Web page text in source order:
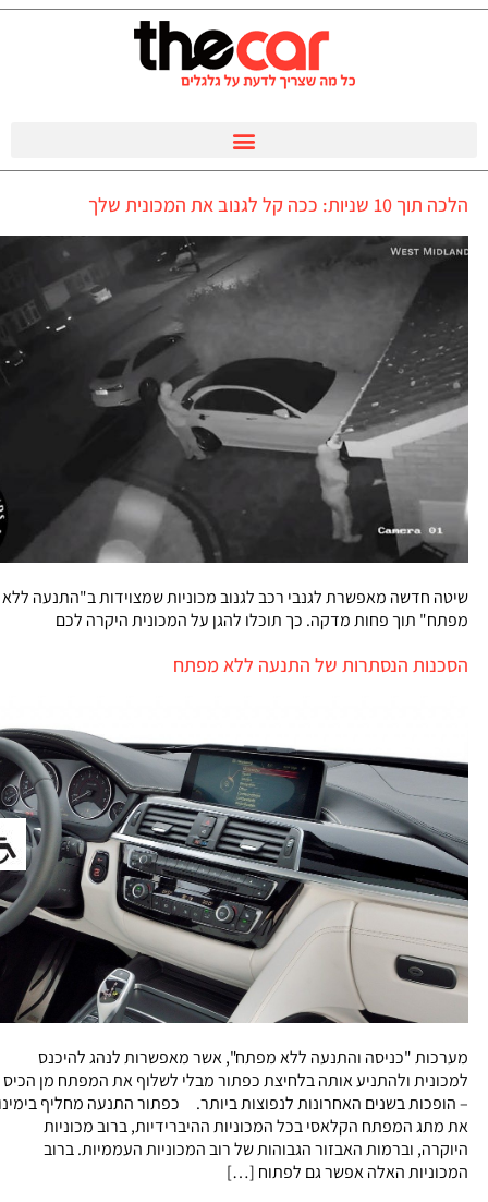
הלכה תוך 10 שניות: ככה קל לגנוב את המכונית שלך
שיטה חדשה מאפשרת לגנבי רכב לגנוב מכוניות שמצוידות ב"התנעה ללא
מפתח" תוך פחות מדקה. כך תוכלו להגן על המכונית היקרה לכם
הסכנות הנסתרות של התנעה ללא מפתח
מערכות "כניסה והתנעה ללא מפתח", אשר מאפשרות לנהג להיכנס
למכונית ולהתניע אותה בלחיצת כפתור מבלי לשלוף את המפתח מן הכיס
– הופכות בשנים האחרונות לנפוצות ביותר. כפתור התנעה מחליף בימינו
את מתג המפתח הקלאסי בכל המכוניות ההיברידיות, ברוב מכוניות
היוקרה, וברמות האבזור הגבוהות של רוב המכוניות העממיות. ברוב
המכוניות האלה אפשר גם לפתוח […]